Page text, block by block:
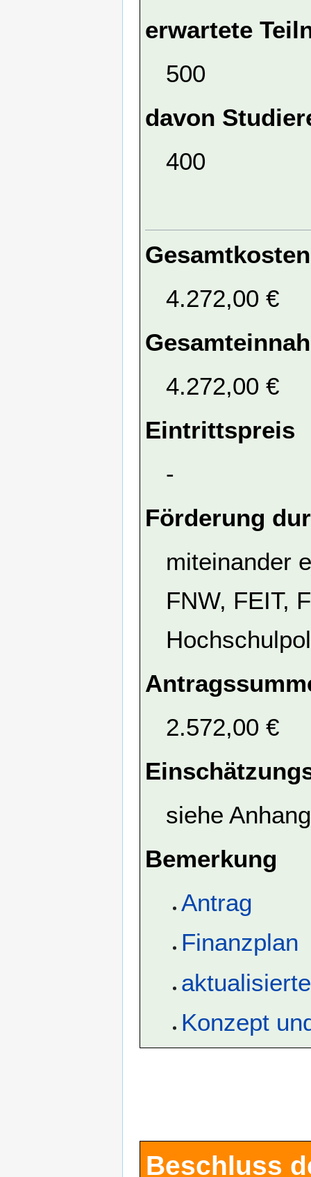
erwartete
500
davon
400
Gesamtkosten
4.272,00 €
4.272,00 €
Eintrittspreis
-
Förderung
miteinander
FNW, FEIT,
2.572,00 €
siehe Anhang
Bemerkung
Antrag
Finanzplan
Konzept
Beschluss